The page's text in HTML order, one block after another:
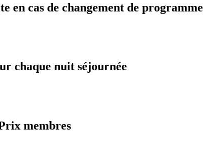
en cas de changement de programme
chaque nuit séjournée
membres